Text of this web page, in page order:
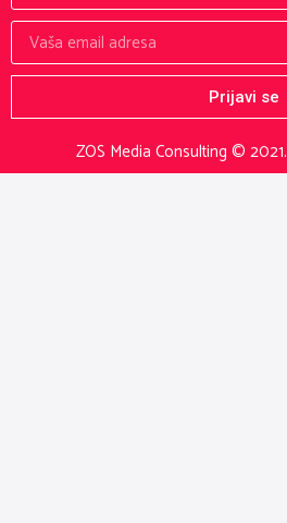
ZOS Media Consulting © 2021.
Prijavi se